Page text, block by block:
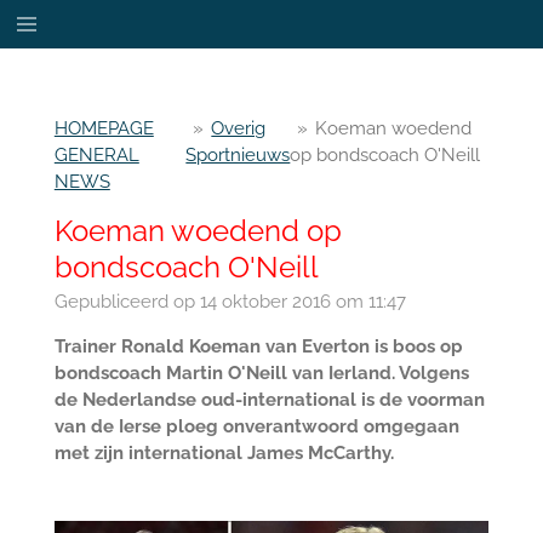
Ga
direct
hoofdinhoud
HOMEPAGE
GENERAL
NEWS
» Overig
Sportnieuws
» Koeman woedend
op bondscoach O'Neill
Koeman woedend op
bondscoach O'Neill
Gepubliceerd op 14 oktober 2016 om 11:47
Trainer Ronald Koeman van Everton is boos op
bondscoach Martin O'Neill van Ierland. Volgens
de Nederlandse oud-international is de voorman
van de Ierse ploeg onverantwoord omgegaan
met zijn international James McCarthy.